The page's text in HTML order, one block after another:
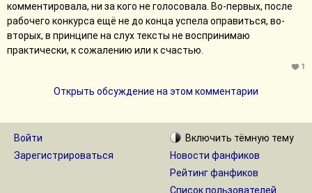
комментировала, ни за кого не голосовала. Во-первых, после
рабочего конкурса ещё не до конца успела оправиться, во-
вторых, в принципе на слух тексты не воспринимаю
практически, к сожалению или к счастью.
1
Открыть обсуждение на этом комментарии
Войти
Зарегистрироваться
Включить тёмную тему
Новости фанфиков
Рейтинг фанфиков
Список пользователей